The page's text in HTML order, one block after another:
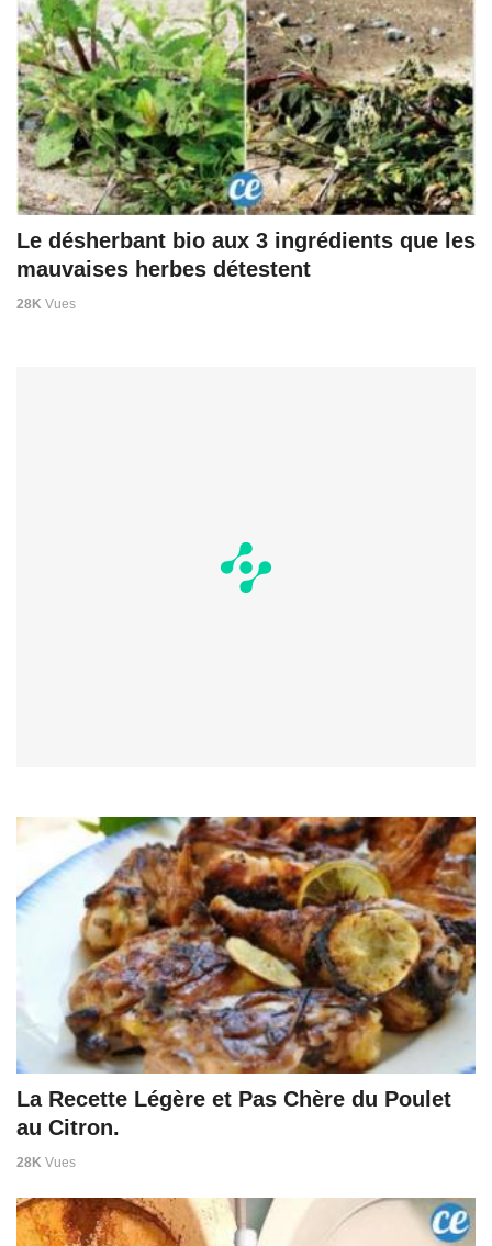
Le désherbant bio aux 3 ingrédients que les
mauvaises herbes détestent
28K Vues
La Recette Légère et Pas Chère du Poulet
au Citron.
28K Vues